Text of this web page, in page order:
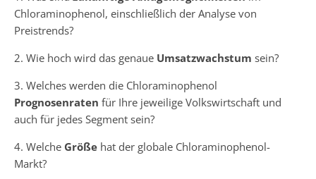
Chloraminophenol, einschließlich der Analyse von
Preistrends?
2. Wie hoch wird das genaue Umsatzwachstum sein?
3. Welches werden die Chloraminophenol
Prognosenraten für Ihre jeweilige Volkswirtschaft und
auch für jedes Segment sein?
4. Welche Größe hat der globale Chloraminophenol-
Markt?